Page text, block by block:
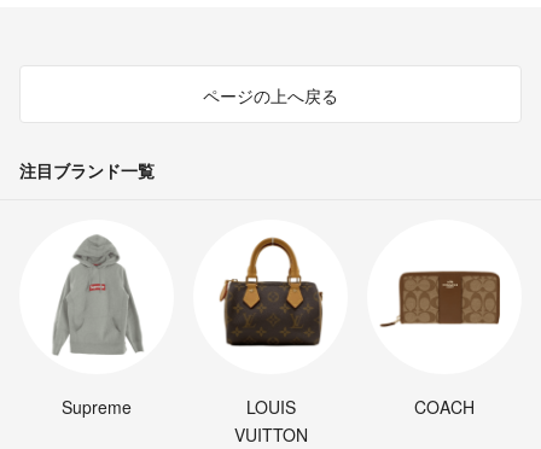
ページの上へ戻る
注目ブランド一覧
Supreme
LOUIS
VUITTON
COACH